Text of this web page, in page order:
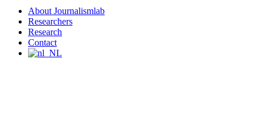
About Journalismlab
Researchers
Research
Contact